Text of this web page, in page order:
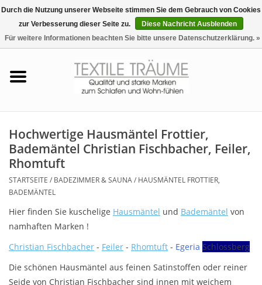
0 Artikel - €0,00
Tag & Nachtwäsche
Freizeit-Hausanzüge
Badezimmer & Sauna
Haus-Bademäntel
Hochwertige Hausmäntel Frottier,
Bademäntel Christian Fischbacher, Feiler,
Rhomtuft
STARTSEITE / BADEZIMMER & SAUNA/ HAUSMÄNTEL FROTTIER,
BADEMÄNTEL
Hier finden Sie kuschelige Hausmäntel und Bademäntel von
namhaften Marken !
Christian Fischbacher - Feiler - Rhomtuft - Egeria Schlossberg
Die schönen Hausmäntel aus feinen Satinstoffen oder reiner
Seide von Christian Fischbacher sind innen mit weichem
Durch die Nutzung unserer Webseite stimmen Sie dem Gebrauch von Cookies
zur Verbesserung dieser Seite zu.
Diese Nachricht Ausblenden
Für weitere Informationen beachten Sie bitte unsere Datenschutzerklärung. »